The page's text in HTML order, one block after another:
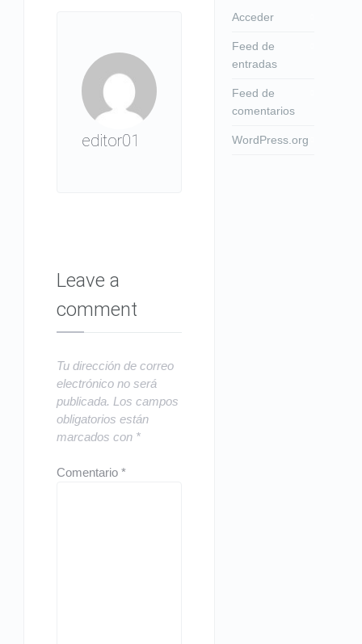
editor01
Leave a
comment
Tu dirección de correo
electrónico no será
publicada. Los campos
obligatorios están
marcados con *
Comentario*
Acceder
Feed de
entradas
Feed de
comentarios
WordPress.org